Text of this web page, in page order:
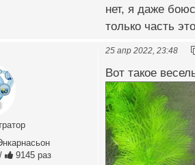
нет, я даже
только часть
/ 9145 раз
25 апр 2022, 23:48
Вот такое